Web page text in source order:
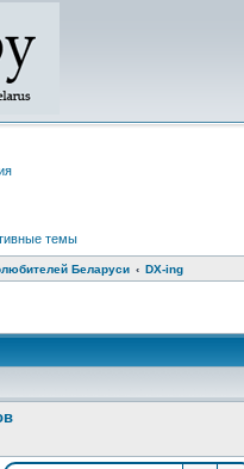
темы
Беларуси DX-ing